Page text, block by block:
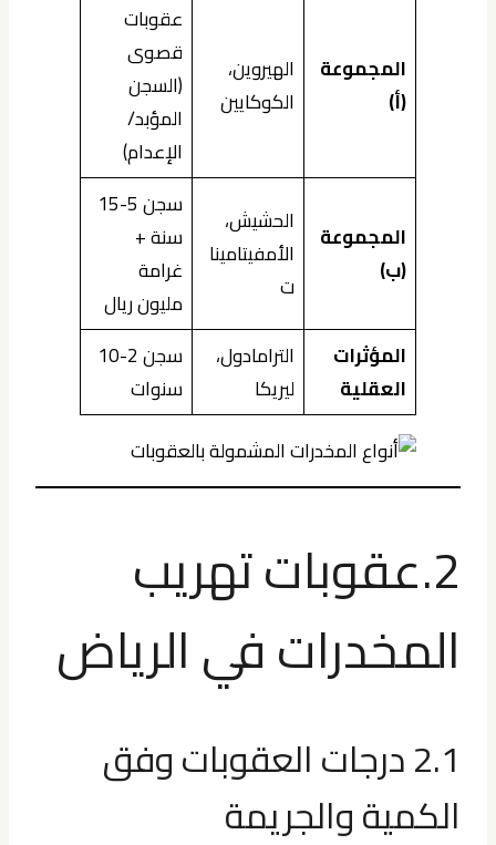
المجموعة
(أ)
الهيروين،
الكوكايين
عقوبات
قصوى
(السجن
المؤبد/
الإعدام)
المجموعة
(ب)
الحشيش،
الأمفيتامينا
ت
سجن 5-15
سنة +
غرامة
مليون ريال
المؤثرات
العقلية
الترامادول،
ليريكا
سجن 2-10
سنوات
2.عقوبات تهريب
المخدرات في الرياض
2.1 درجات العقوبات وفق
الكمية والجريمة